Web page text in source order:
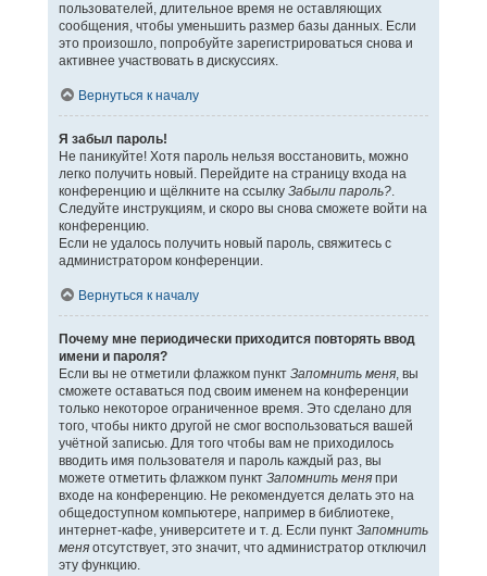
пользователей, длительное время не оставляющих
сообщения, чтобы уменьшить размер базы данных. Если
это произошло, попробуйте зарегистрироваться снова и
активнее участвовать в дискуссиях.
Вернуться к началу
Я забыл пароль!
Не паникуйте! Хотя пароль нельзя восстановить, можно
легко получить новый. Перейдите на страницу входа на
конференцию и щёлкните на ссылку Забыли пароль?.
Следуйте инструкциям, и скоро вы снова сможете войти на
конференцию.
Если не удалось получить новый пароль, свяжитесь с
администратором конференции.
Вернуться к началу
Почему мне периодически приходится повторять ввод
имени и пароля?
Если вы не отметили флажком пункт Запомнить меня, вы
сможете оставаться под своим именем на конференции
только некоторое ограниченное время. Это сделано для
того, чтобы никто другой не смог воспользоваться вашей
учётной записью. Для того чтобы вам не приходилось
вводить имя пользователя и пароль каждый раз, вы
можете отметить флажком пункт Запомнить меняпри
входе на конференцию. Не рекомендуется делать это на
общедоступном компьютере, например в библиотеке,
интернет-кафе, университете и т. д. Если пункт Запомнить
меняотсутствует, это значит, что администратор отключил
эту функцию.